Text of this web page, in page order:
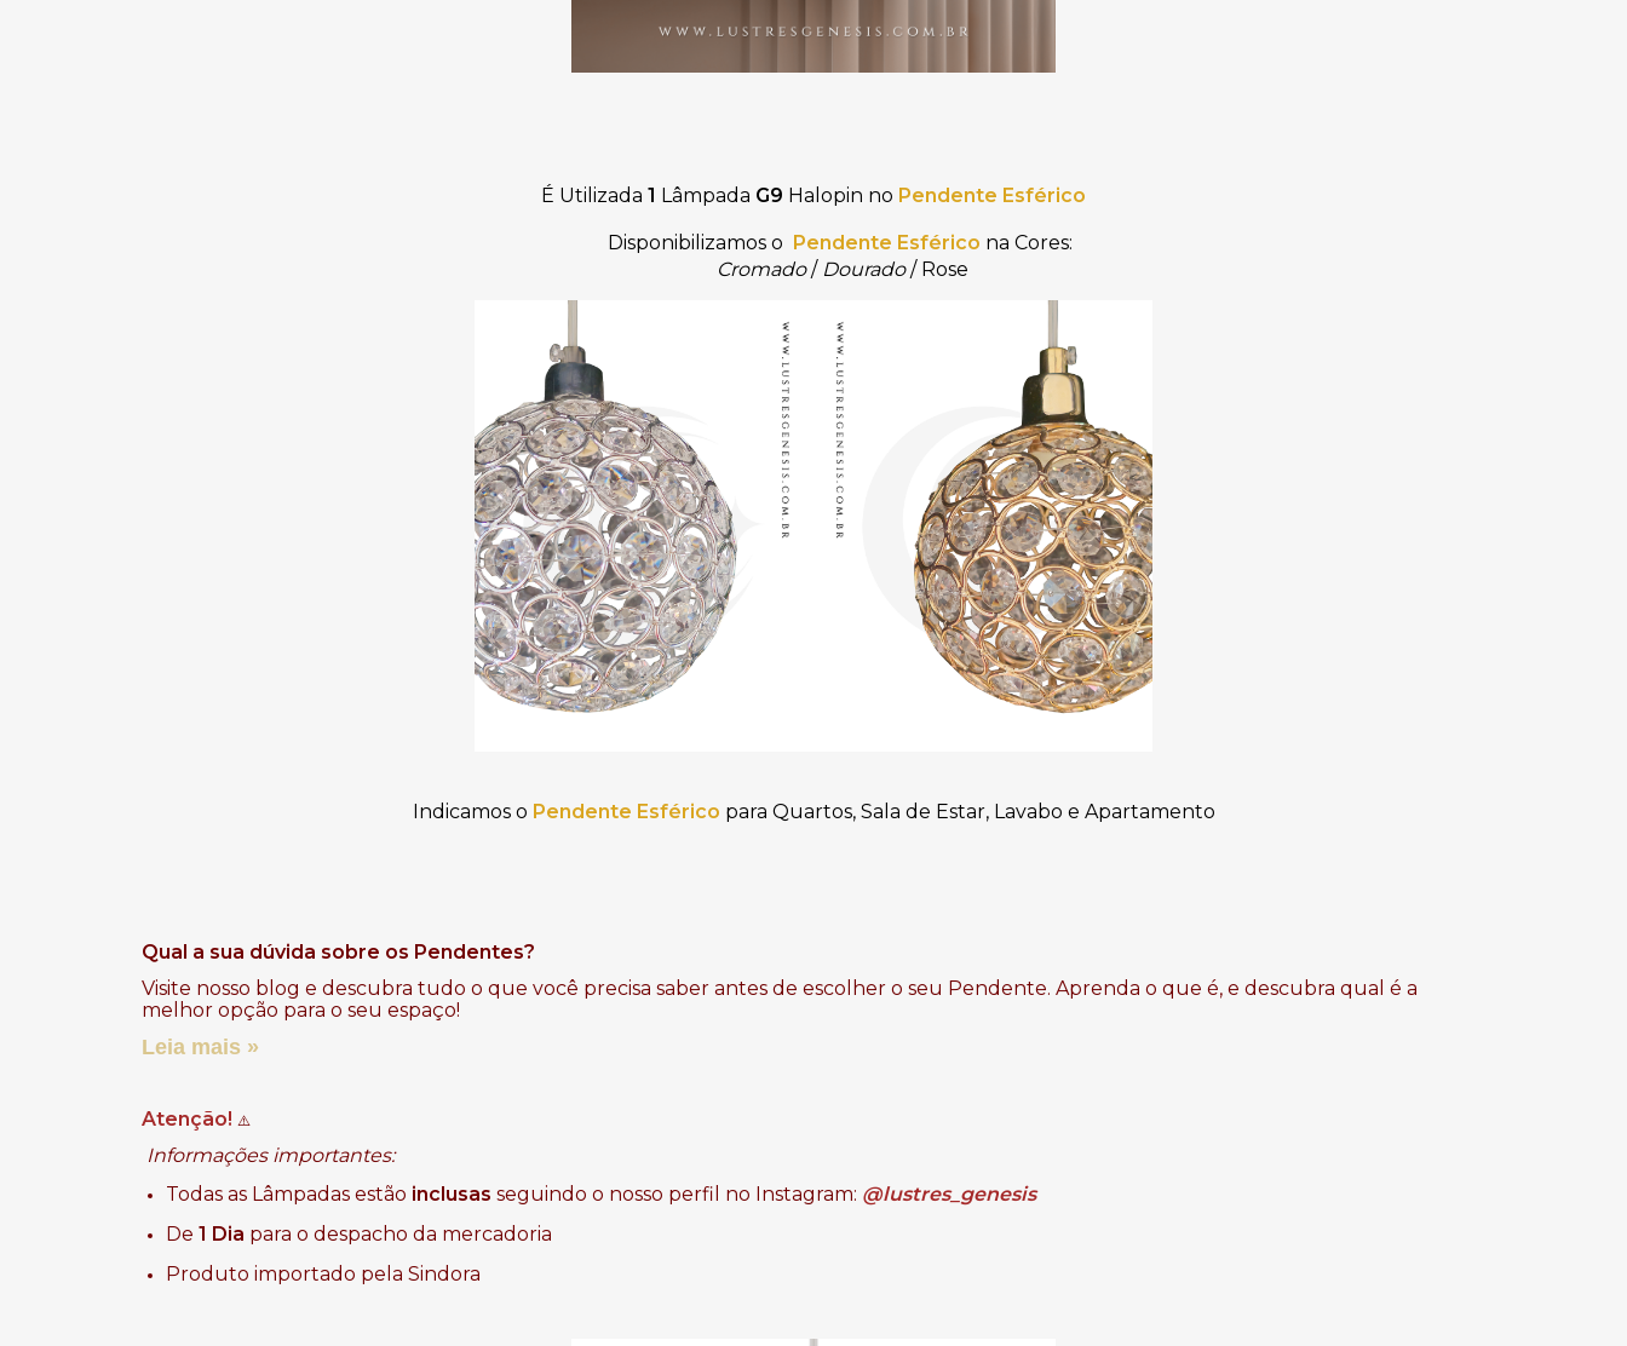
É Utilizada 1 Lâmpada G9 Halopin no Pendente Esférico
Disponibilizamos o Pendente Esférico na Cores:
Cromado/ Dourado / Rose
Indicamos o Pendente Esférico para Quartos, Sala de Estar, Lavabo e Apartamento
Qual a sua dúvida sobre os Pendentes?
Visite nosso blog e descubra tudo o que você precisa saber antes de escolher o seu Pendente. Aprenda o que é, e descubra qual é a
melhor opção para o seu espaço!
Leia mais »
Atenção! ⚠️
Informações importantes:
Todas as Lâmpadas estão inclusas seguindo o nosso perfil no Instagram: @lustres_genesis
De 1 Dia para o despacho da mercadoria
Produto importado pela Sindora